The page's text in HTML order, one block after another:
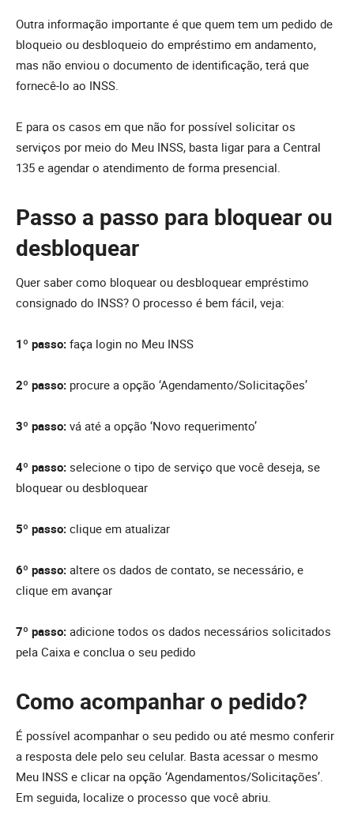
Outra informação importante é que quem tem um pedido de
bloqueio ou desbloqueio do empréstimo em andamento,
mas não enviou o documento de identificação, terá que
fornecê-lo ao INSS.
E para os casos em que não for possível solicitar os
serviços por meio do Meu INSS, basta ligar para a Central
135 e agendar o atendimento de forma presencial.
Passo a passo para bloquear ou
desbloquear
Quer saber como bloquear ou desbloquear empréstimo
consignado do INSS? O processo é bem fácil, veja:
1º passo: faça login no Meu INSS
2º passo: procure a opção ‘Agendamento/Solicitações’
3º passo: vá até a opção ‘Novo requerimento’
4º passo: selecione o tipo de serviço que você deseja, se
bloquear ou desbloquear
5º passo: clique em atualizar
6º passo: altere os dados de contato, se necessário, e
clique em avançar
7º passo: adicione todos os dados necessários solicitados
pela Caixa e conclua o seu pedido
Como acompanhar o pedido?
É possível acompanhar o seu pedido ou até mesmo conferir
a resposta dele pelo seu celular. Basta acessar o mesmo
Meu INSS e clicar na opção ‘Agendamentos/Solicitações’.
Em seguida, localize o processo que você abriu.